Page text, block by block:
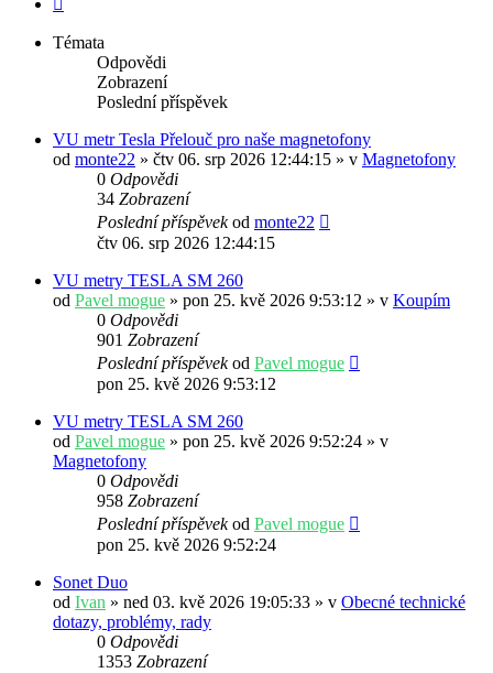
Témata
Odpovědi
Zobrazení
Poslední příspěvek
VU metr Tesla Přelouč pro naše magnetofony
od monte22 » čtv 06. srp 2026 12:44:15 » v Magnetofony
0 Odpovědi
34 Zobrazení
Poslední příspěvekod monte22
čtv 06. srp 2026 12:44:15
VU metry TESLA SM 260
od Pavel mogue » pon 25. kvě 2026 9:53:12 » v Koupím
0 Odpovědi
901 Zobrazení
Poslední příspěvekod Pavel mogue
pon 25. kvě 2026 9:53:12
VU metry TESLA SM 260
od Pavel mogue » pon 25. kvě 2026 9:52:24 » v
Magnetofony
0 Odpovědi
958 Zobrazení
Poslední příspěvekod Pavel mogue
pon 25. kvě 2026 9:52:24
Sonet Duo
od Ivan » ned 03. kvě 2026 19:05:33 » v Obecné technické
dotazy, problémy, rady
0 Odpovědi
1353 Zobrazení